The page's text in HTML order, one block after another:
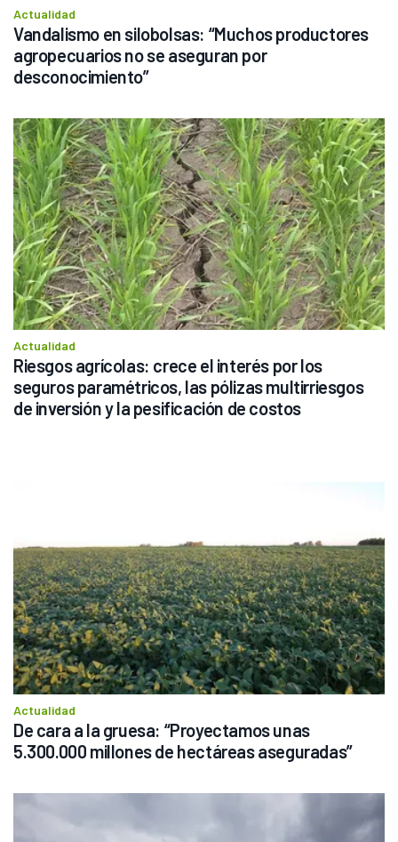
Actualidad
Vandalismo en silobolsas: “Muchos productores
agropecuarios no se aseguran por
desconocimiento”
Actualidad
Riesgos agrícolas: crece el interés por los
seguros paramétricos, las pólizas multirriesgos
de inversión y la pesificación de costos
Actualidad
De cara a la gruesa: “Proyectamos unas
5.300.000 millones de hectáreas aseguradas”